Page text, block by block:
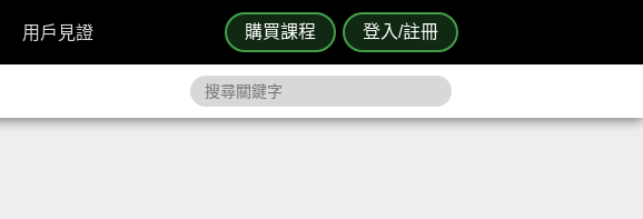
購買課程 登入/註冊
用戶見證